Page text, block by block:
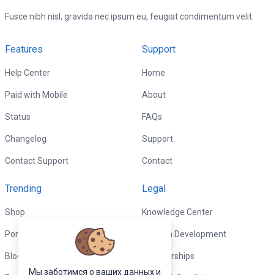
Fusce nibh nisl, gravida nec ipsum eu, feugiat condimentum velit.
Features
Help Center
Paid with Mobile
Status
Changelog
Contact Support
Support
Home
About
FAQs
Support
Contact
Trending
Shop
Portfolio
Blog
Legal
Knowledge Center
Custom Development
Sponsorships
Мы заботимся о ваших данных и